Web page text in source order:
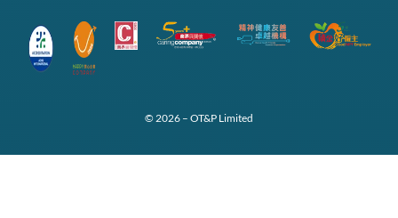
© 2026 – OT&P Limited